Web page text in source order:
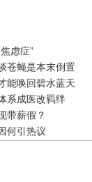
虑症”
苍蝇是本末倒置
能唤回碧水蓝天
系成医改羁绊
带薪假？
何引热议